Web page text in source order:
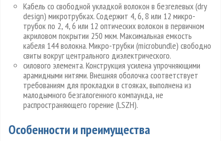
Кабель со свободной укладкой волокон в безгелевых (dry
design) микротрубках. Содержит 4, 6, 8 или 12 микро-
трубок по 2, 4, 6 или 12 оптических волокон в первичном
акриловом покрытии 250 мкм. Максимальная емкость
кабеля 144 волокна. Микро-трубки (microbundle) свободно
свиты вокруг центрального диэлектрического.
силового элемента. Конструкция усилена упрочняющими
арамидными нитями. Внешняя оболочка соответствует
требованиям для прокладки в стояках, выполнена из
малодымного безгалогенного компаунда, не
распространяющего горение (LSZH).
Особенности и преимущества